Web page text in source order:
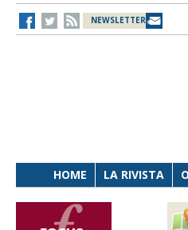
NEWSLETTER
HOME LA RIVISTA